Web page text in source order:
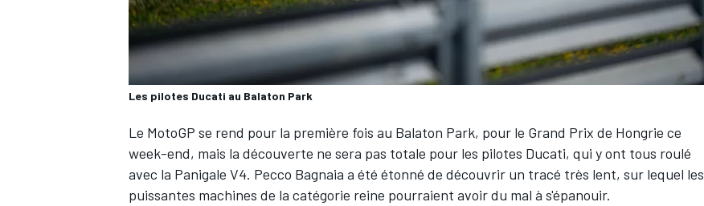
Les pilotes Ducati au Balaton Park
Le MotoGP se rend pour la première fois au Balaton Park, pour le Grand Prix de Hongrie ce
week-end, mais la découverte ne sera pas totale pour les pilotes Ducati, qui y ont tous roulé
avec la Panigale V4. Pecco Bagnaia a été étonné de découvrir un tracé très lent, sur lequel les
puissantes machines de la catégorie reine pourraient avoir du mal à s'épanouir.